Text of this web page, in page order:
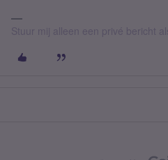
Stuur mij alleen een privé bericht